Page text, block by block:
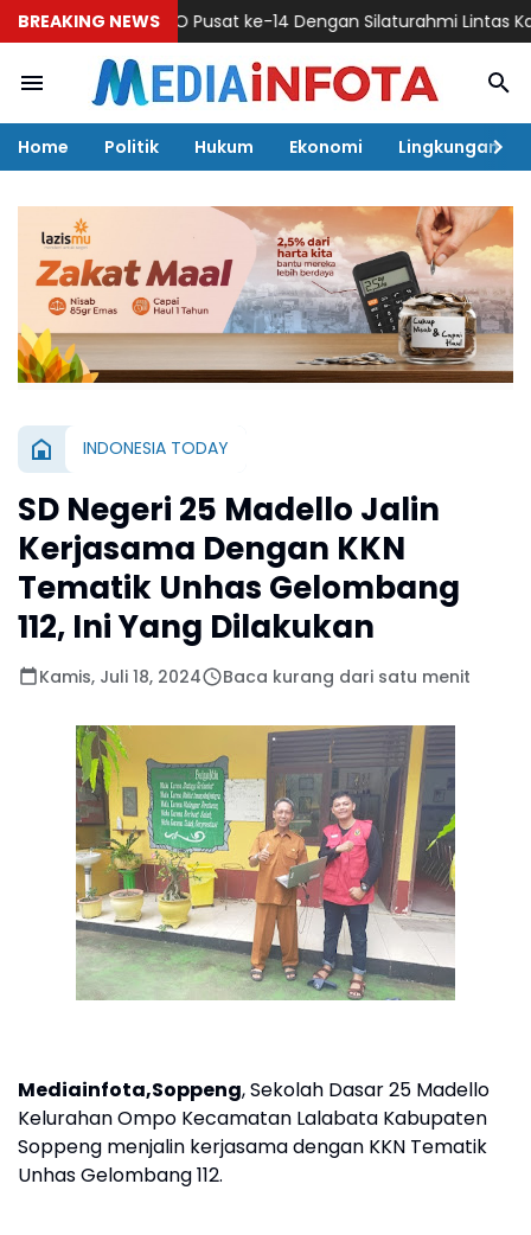
BREAKING NEWS
HUT IWO Pusat ke-14 Dengan Silaturahmi Lintas Kalangan
Home Politik Hukum Ekonomi Lingkungan
INDONESIA TODAY
SD Negeri 25 Madello Jalin
Kerjasama Dengan KKN
Tematik Unhas Gelombang
112, Ini Yang Dilakukan
Kamis, Juli 18, 2024 Baca kurang dari satu menit
Mediainfota,Soppeng, Sekolah Dasar 25 Madello
Kelurahan Ompo Kecamatan Lalabata Kabupaten
Soppeng menjalin kerjasama dengan KKN Tematik
Unhas Gelombang 112.